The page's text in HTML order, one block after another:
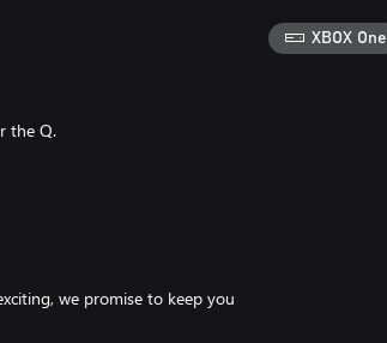
the Q.
we promise to keep you
XBOX One